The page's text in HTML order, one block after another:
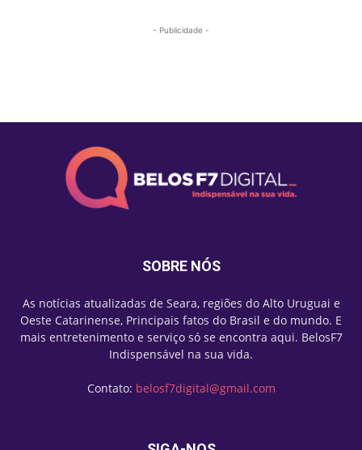
- Publicidade -
SOBRE NÓS
As notícias atualizadas de Seara, regiões do Alto Uruguai e
Oeste Catarinense, Principais fatos do Brasil e do mundo. E
mais entretenimento e serviço só se encontra aqui. BelosF7
Indispensável na sua vida.
Contato: belosf7digital@gmail.com